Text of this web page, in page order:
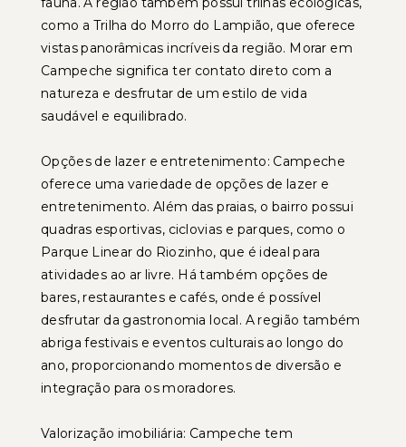
como a Trilha do Morro do Lampião, que oferece
vistas panorâmicas incríveis da região. Morar em
Campeche significa ter contato direto com a
natureza e desfrutar de um estilo de vida
saudável e equilibrado.
Opções de lazer e entretenimento: Campeche
oferece uma variedade de opções de lazer e
entretenimento. Além das praias, o bairro possui
quadras esportivas, ciclovias e parques, como o
Parque Linear do Riozinho, que é ideal para
atividades ao ar livre. Há também opções de
bares, restaurantes e cafés, onde é possível
desfrutar da gastronomia local. A região também
abriga festivais e eventos culturais ao longo do
ano, proporcionando momentos de diversão e
integração para os moradores.
Valorização imobiliária: Campeche tem